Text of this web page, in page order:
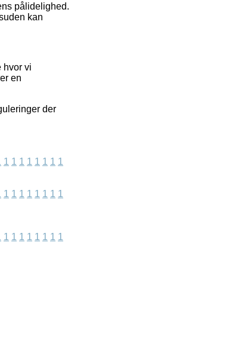
pålidelighed.
kan
hvor vi
en
der
1 1 1 1 1 1 1 1
1 1 1 1 1 1 1 1
1 1 1 1 1 1 1 1